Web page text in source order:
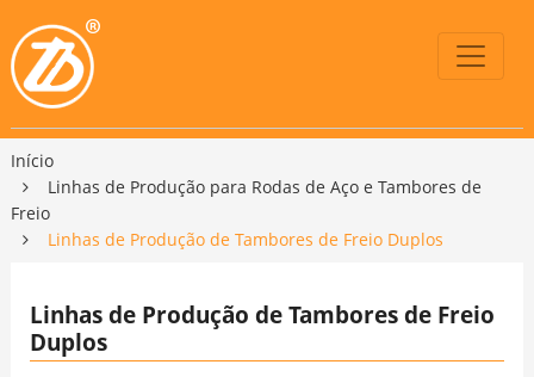
Início
Linhas de Produção para Rodas de Aço e Tambores de
Freio
Linhas de Produção de Tambores de Freio Duplos
Linhas de Produção de Tambores de Freio
Duplos